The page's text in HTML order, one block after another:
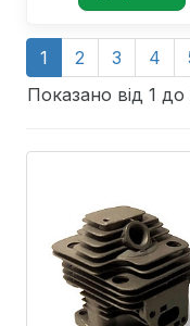
1 2 3 4
Показано від 1 до